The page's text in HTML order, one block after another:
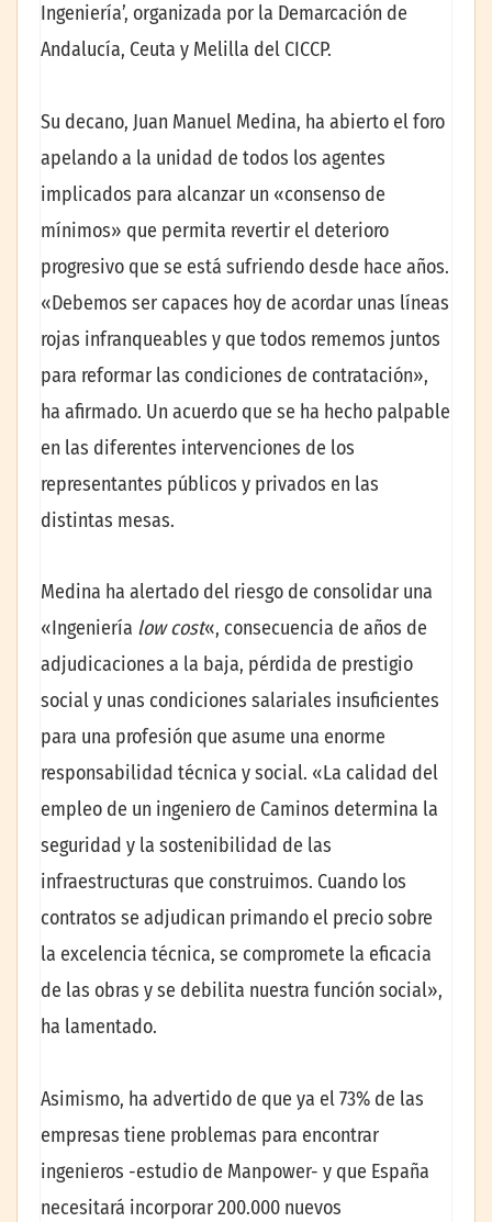
Ingeniería’, organizada por la Demarcación de
Andalucía, Ceuta y Melilla del CICCP.
Su decano, Juan Manuel Medina, ha abierto el foro
apelando a la unidad de todos los agentes
implicados para alcanzar un «consenso de
mínimos» que permita revertir el deterioro
progresivo que se está sufriendo desde hace años.
«Debemos ser capaces hoy de acordar unas líneas
rojas infranqueables y que todos rememos juntos
para reformar las condiciones de contratación»,
ha afirmado. Un acuerdo que se ha hecho palpable
en las diferentes intervenciones de los
representantes públicos y privados en las
distintas mesas.
Medina ha alertado del riesgo de consolidar una
«Ingeniería low cost«, consecuencia de años de
adjudicaciones a la baja, pérdida de prestigio
social y unas condiciones salariales insuficientes
para una profesión que asume una enorme
responsabilidad técnica y social. «La calidad del
empleo de un ingeniero de Caminos determina la
seguridad y la sostenibilidad de las
infraestructuras que construimos. Cuando los
contratos se adjudican primando el precio sobre
la excelencia técnica, se compromete la eficacia
de las obras y se debilita nuestra función social»,
ha lamentado.
Asimismo, ha advertido de que ya el 73% de las
empresas tiene problemas para encontrar
ingenieros -estudio de Manpower- y que España
necesitará incorporar 200.000 nuevos